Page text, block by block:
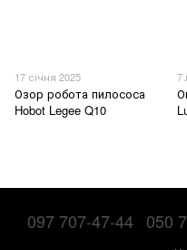
17 січня 2025
Озор робота пилососа
Hobot Legee Q10
7
097 707-47-44 050